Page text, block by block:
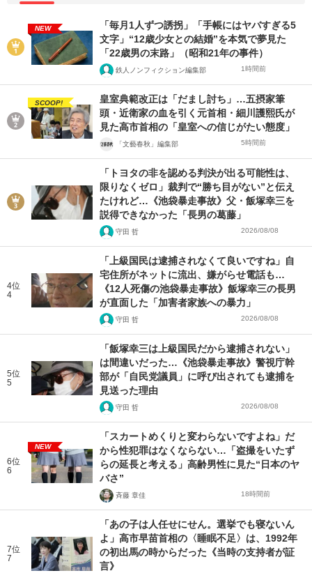
NEW
「毎月1人ずつ誘拐」「手帳にはヤバすぎる5
文字」“12歳少女との結婚”を本気で夢見た
「22歳男の末路」（昭和21年の事件）
鉄人ノンフィクション編集部 1時間前
SCOOP!
皇室典範改正は「だまし討ち」…五摂家筆
頭・近衛家の血を引く元首相・細川護熙氏が
見た高市首相の「皇室への信じがたい態度」
「文藝春秋」編集部 5時間前
「トヨタの非を認める判決が出る可能性は、
限りなくゼロ」裁判で“勝ち目がない”と伝え
たけれど…《池袋暴走事故》父・飯塚幸三を
説得できなかった「長男の葛藤」
守田 哲 2026/08/08
4位
4
「上級国民は逮捕されなくて良いですね」自
宅住所がネットに流出、嫌がらせ電話も…
《12人死傷の池袋暴走事故》飯塚幸三の長男
が直面した「加害者家族への暴力」
守田 哲 2026/08/08
5位
5
「飯塚幸三は上級国民だから逮捕されない」
は間違いだった…《池袋暴走事故》警視庁幹
部が「自民党議員」に呼び出されても逮捕を
見送った理由
守田 哲 2026/08/08
6位
6
NEW
「スカートめくりと変わらないですよね」だ
から性犯罪はなくならない…「盗撮をいたず
らの延長と考える」高齢男性に見た“日本のヤ
バさ”
斉藤 章佳 18時間前
7位
7
「あの子は人任せにせん。選挙でも寝ないん
よ」高市早苗首相の〈睡眠不足〉は、1992年
の初出馬の時からだった《当時の支持者が証
言》